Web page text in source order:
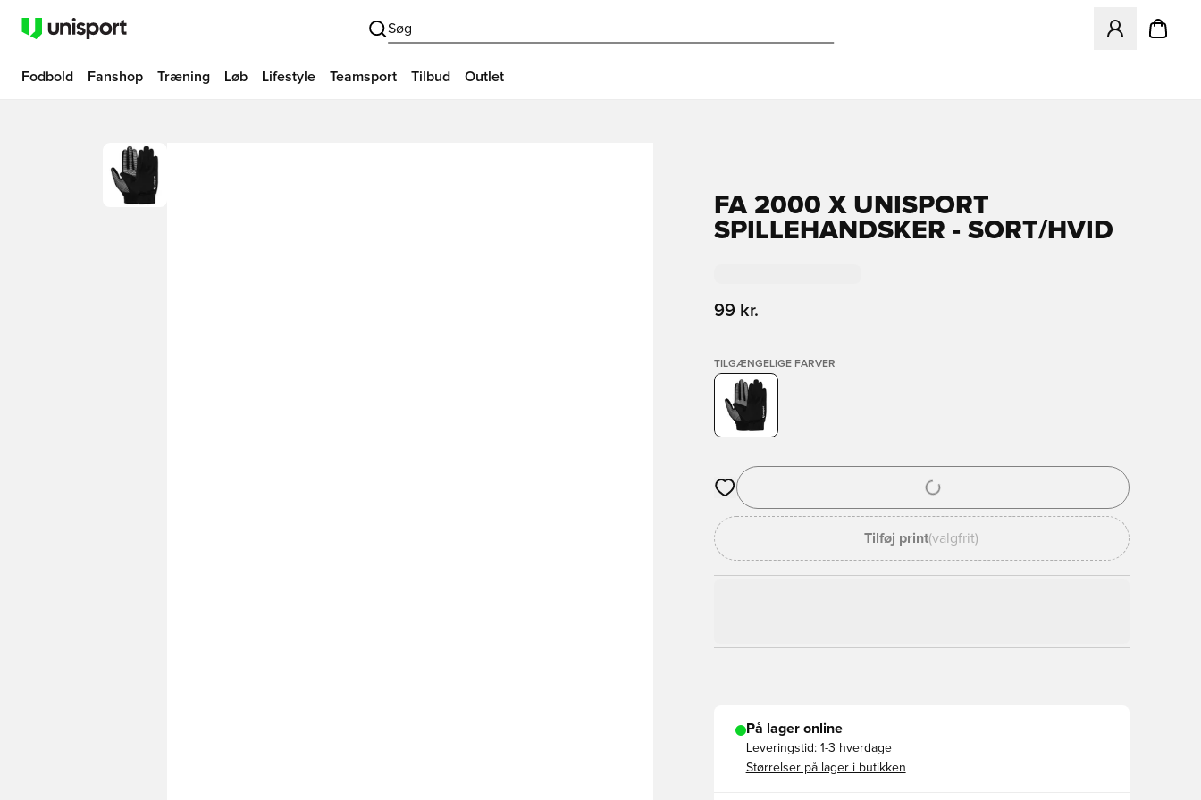
Søg
Åbner en
Fodbold Fanshop Træning Løb Lifestyle Teamsport Tilbud Outlet
FA 2000 X UNISPORT
SPILLEHANDSKER - SORT/HVID
99 kr.
TILGÆNGELIGE FARVER
Åbner en Modal til at logge ind eller tilmelde dig som medlem
Tilføj print(valgfrit)
På lager online
Leveringstid: 1-3 hverdage
Størrelser på lager i butikken